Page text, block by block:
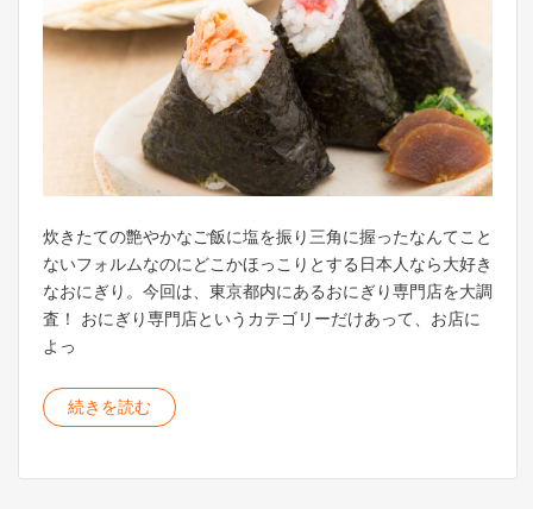
炊きたての艶やかなご飯に塩を振り三角に握ったなんてこと
ないフォルムなのにどこかほっこりとする日本人なら大好き
なおにぎり。今回は、東京都内にあるおにぎり専門店を大調
査！ おにぎり専門店というカテゴリーだけあって、お店に
よっ
続きを読む